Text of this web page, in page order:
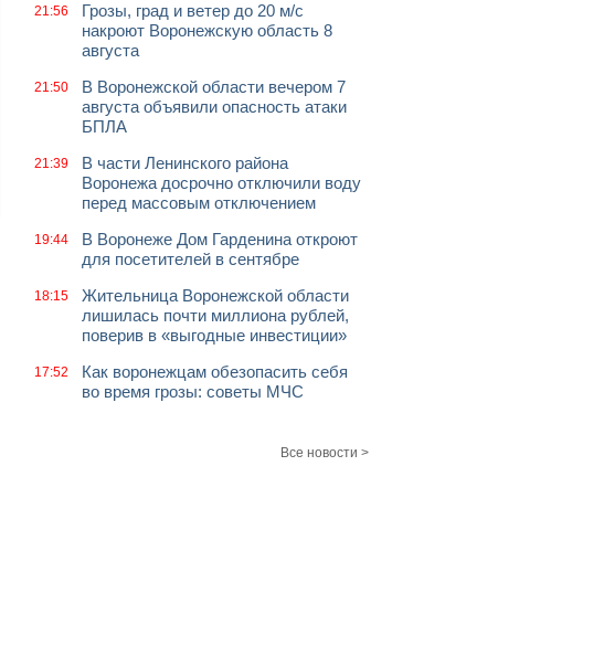
21:56
Грозы, град и ветер до 20 м/с
накроют Воронежскую область 8
августа
21:50
В Воронежской области вечером 7
августа объявили опасность атаки
БПЛА
21:39
В части Ленинского района
Воронежа досрочно отключили воду
перед массовым отключением
19:44
В Воронеже Дом Гарденина откроют
для посетителей в сентябре
18:15
Жительница Воронежской области
лишилась почти миллиона рублей,
поверив в «выгодные инвестиции»
17:52
Как воронежцам обезопасить себя
во время грозы: советы МЧС
Все новости >